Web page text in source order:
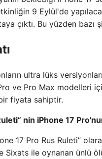
9 Eylül'de
çıktı. Bu yüzden bazı
ultra lüks
ve Pro Max modelleri
fiyata sahiptir.
nin iPhone 17
17 Pro Rus Ruleti”
Sixats ile oynanan ünlü